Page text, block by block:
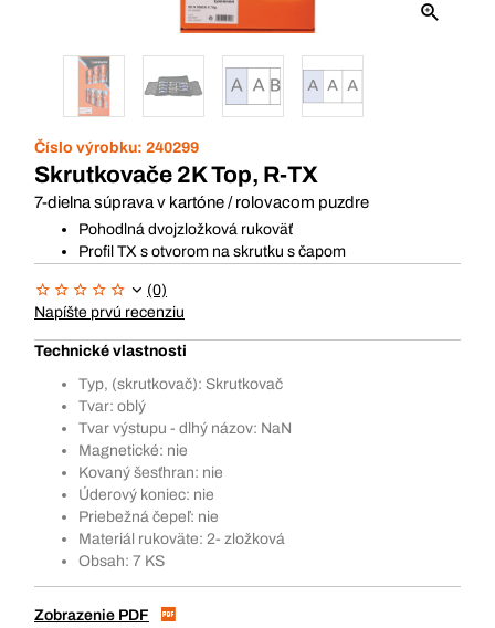
Číslo výrobku: 240299
Skrutkovače 2K Top, R-TX
7-dielna súprava v kartóne / rolovacom puzdre
Pohodlná dvojzložková rukoväť
Profil TX s otvorom na skrutku s čapom
(0)
Napíšte prvú recenziu
Technické vlastnosti
Typ, (skrutkovač): Skrutkovač
Tvar: oblý
Tvar výstupu - dlhý názov: NaN
Magnetické: nie
Kovaný šesťhran: nie
Úderový koniec: nie
Priebežná čepeľ: nie
Materiál rukoväte: 2- zložková
Obsah: 7 KS
Zobrazenie PDF